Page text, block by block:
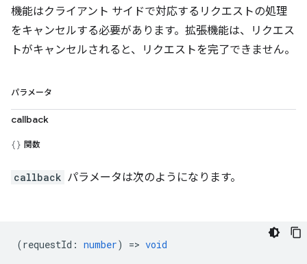
機能はクライアント サイドで対応するリクエストの処理
をキャンセルする必要があります。拡張機能は、リクエス
トがキャンセルされると、リクエストを完了できません。
パラメータ
callback
関数
callback パラメータは次のようになります。
(requestId : number) => void